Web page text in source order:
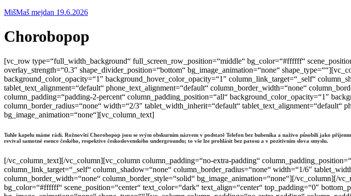
MišMaš mejdan 19.6.2026
Chorobopop
[vc_row type=“full_width_background“ full_screen_row_position=“middle“ bg_color=“#ffffff“
overlay_strength=“0.3″ shape_divider_position=“bottom“ bg_image_animation=“none“
background_color_opacity=“1″ background_hover_color_opacity=“1″ column_link_target=“_self“
tablet_text_alignment=“default“ phone_text_alignment=“default“ column_border_width=“none“
column_padding=“padding-2-percent“ column_padding_position=“all“ background_color_opacity=“1″
column_border_radius=“none“ width=“2/3″ tablet_width_inherit=“default“ tablet_text_alignment=“default“
bg_image_animation=“none“][vc_column_text]
Tuhle kapelu máme rádi. Rožnovští Chorobopop jsou se svým obskurním názvem v podstatě Telefon bez bubeníka a naživo působili jako
revival samotné esence českého, respektive československého undergroundu; to vše lze prohlásit bez patosu a v pozitivním slova smyslu.
[/vc_column_text][/vc_column][vc_column column_padding=“no-extra-padding“
column_link_target=“_self“ column_shadow=“none“ column_border_radius=“none“ width=“1/6″
column_border_width=“none“ column_border_style=“solid“ bg_image_animation=“none“][/vc_column][/
bg_color=“#ffffff“ scene_position=“center“ text_color=“dark“ text_align=“center“ top_padding=“0″